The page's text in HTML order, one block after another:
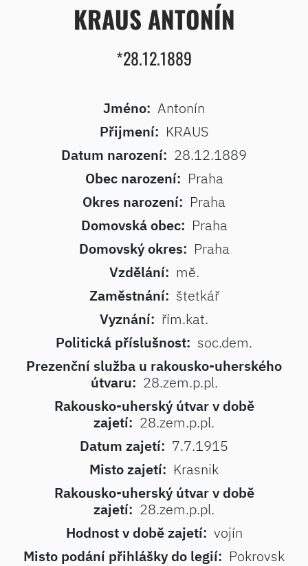
KRAUS ANTONÍN
*28.12.1889
Jméno: Antonín
Přijmení: KRAUS
Datum narození: 28.12.1889
Obec narození: Praha
Okres narození: Praha
Domovská obec: Praha
Domovský okres: Praha
Vzdělání: mě.
Zaměstnání: štetkář
Vyznání: řím.kat.
Politická příslušnost: soc.dem.
Prezenční služba u rakousko-uherského
útvaru: 28.zem.p.pl.
Rakousko-uherský útvar v době
zajetí: 28.zem.p.pl.
Datum zajetí: 7.7.1915
Misto zajetí: Krasnik
Rakousko-uherský útvar v době
zajetí: 28.zem.p.pl.
Hodnost v době zajetí: vojín
Misto podání přihlášky do legií: Pokrovsk